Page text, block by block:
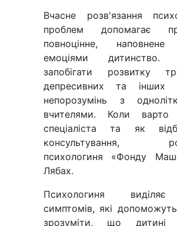
Вчасне розв'язання
проблем допомагає
повноцінне, наповнене
емоціями
запобігати розвитку
депресивних та інших
непорозумінь з
вчителями. Коли
спеціаліста та як
консультування,
психологиня «Фонду
Лябах.
Психологиня виділяє
симптомів, які
зрозуміти, що дитині